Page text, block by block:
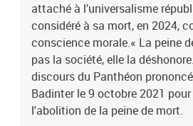
attaché à l’universalisme
considéré à sa mort, en 2024,
conscience morale.« La peine
pas la société, elle la
discours du Panthéon
Badinter le 9 octobre 2021
l'abolition de la peine de mort.